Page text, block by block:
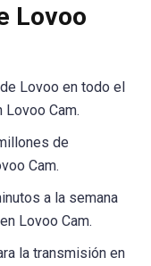
Lovoo
Lovoo en todo el
Lovoo Cam.
de
Cam.
a la semana
Lovoo Cam.
la transmisión en